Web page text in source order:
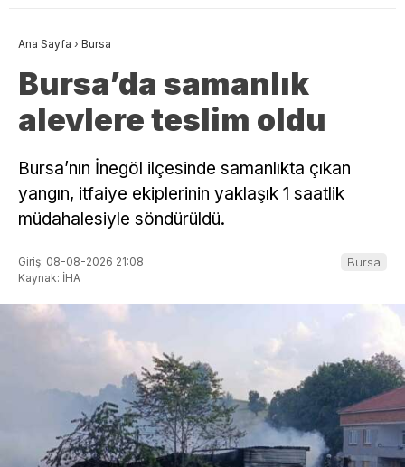
Ana Sayfa › Bursa
Bursa’da samanlık
alevlere teslim oldu
Bursa’nın İnegöl ilçesinde samanlıkta çıkan
yangın, itfaiye ekiplerinin yaklaşık 1 saatlik
müdahalesiyle söndürüldü.
Giriş: 08-08-2026 21:08
Kaynak: İHA
Bursa